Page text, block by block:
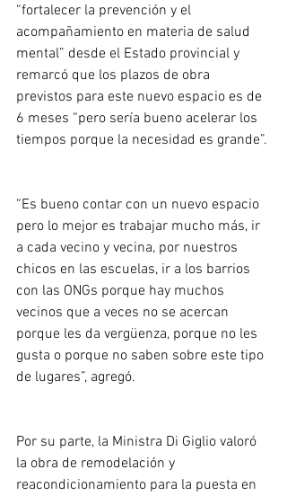
“fortalecer la prevención y el
acompañamiento en materia de salud
mental” desde el Estado provincial y
remarcó que los plazos de obra
previstos para este nuevo espacio es de
6 meses “pero sería bueno acelerar los
tiempos porque la necesidad es grande”.
“Es bueno contar con un nuevo espacio
pero lo mejor es trabajar mucho más, ir
a cada vecino y vecina, por nuestros
chicos en las escuelas, ir a los barrios
con las ONGs porque hay muchos
vecinos que a veces no se acercan
porque les da vergüenza, porque no les
gusta o porque no saben sobre este tipo
de lugares”, agregó.
Por su parte, la Ministra Di Giglio valoró
la obra de remodelación y
reacondicionamiento para la puesta en